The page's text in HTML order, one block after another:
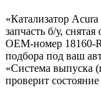
«Катализатор
запчасть б/у,
OEM-номер 18160-
подбора под ваш
«Система выпуска
проверит